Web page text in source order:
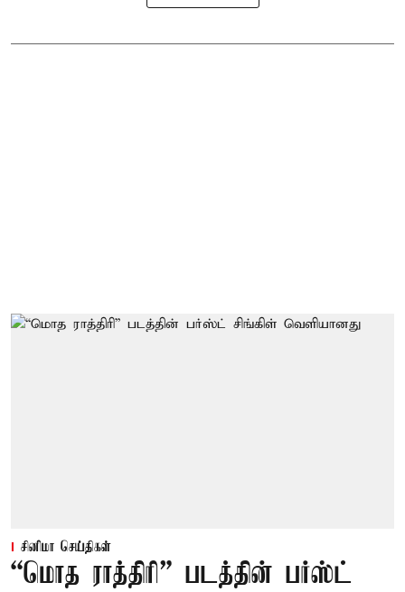
சினிமா செய்திகள்
“மொத ராத்திரி” படத்தின் பர்ஸ்ட்